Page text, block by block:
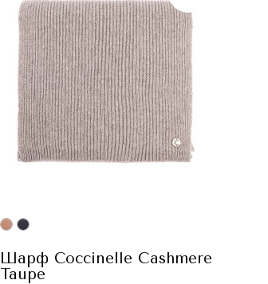
Шарф Coccinelle Сashmere
Taupe